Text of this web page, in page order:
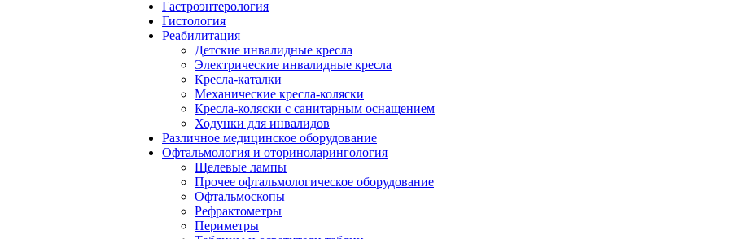
Гастроэнтерология
Гистология
Реабилитация
Детские инвалидные кресла
Электрические инвалидные кресла
Кресла-каталки
Механические кресла-коляски
Кресла-коляски с санитарным оснащением
Ходунки для инвалидов
Различное медицинское оборудование
Офтальмология и оториноларингология
Щелевые лампы
Прочее офтальмологическое оборудование
Офтальмоскопы
Рефрактометры
Периметры